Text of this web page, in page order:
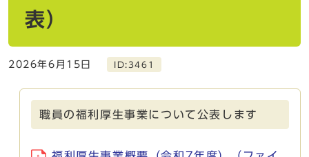
表）
2026年6月15日 ID:3461
職員の福利厚生事業について公表します